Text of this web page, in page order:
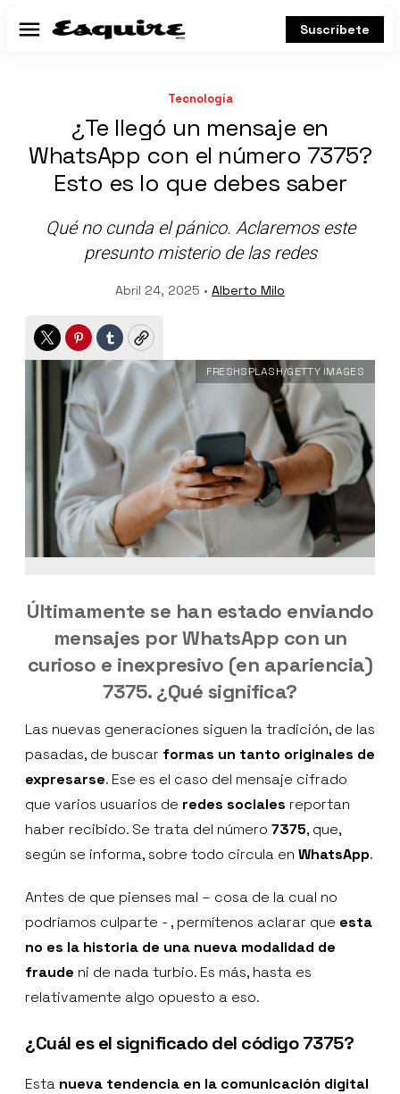
Menú Suscríbete
Tecnología
¿Te llegó un mensaje en
WhatsApp con el número 7375?
Esto es lo que debes saber
Qué no cunda el pánico. Aclaremos este
presunto misterio de las redes
Abril 24, 2025 • Alberto Milo
TwitterPinterest
TumblrCopy
FRESHSPLASH/GETTY IMAGES
Últimamente se han estado enviando
mensajes por WhatsApp con un
curioso e inexpresivo (en apariencia)
7375. ¿Qué significa?
Las nuevas generaciones siguen la tradición, de las
pasadas, de buscar formas un tanto originales de
expresarse. Ese es el caso del mensaje cifrado
que varios usuarios de redes sociales reportan
haber recibido. Se trata del número 7375, que,
según se informa, sobre todo circula en WhatsApp.
Antes de que pienses mal – cosa de la cual no
podríamos culparte - , permítenos aclarar que esta
no es la historia de una nueva modalidad de
fraude ni de nada turbio. Es más, hasta es
relativamente algo opuesto a eso.
¿Cuál es el significado del código 7375?
Esta nueva tendencia en la comunicación digital